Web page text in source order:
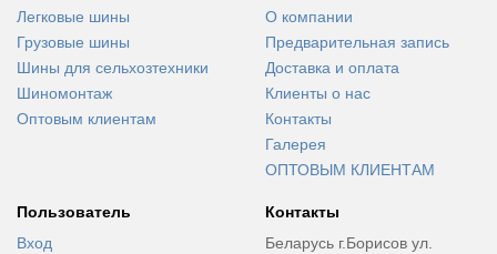
Легковые шины
Грузовые шины
Шины для сельхозтехники
Шиномонтаж
Оптовым клиентам
О компании
Предварительная запись
Доставка и оплата
Клиенты о нас
Контакты
Галерея
ОПТОВЫМ КЛИЕНТАМ
Пользователь
Вход
Контакты
Беларусь г.Борисов ул.